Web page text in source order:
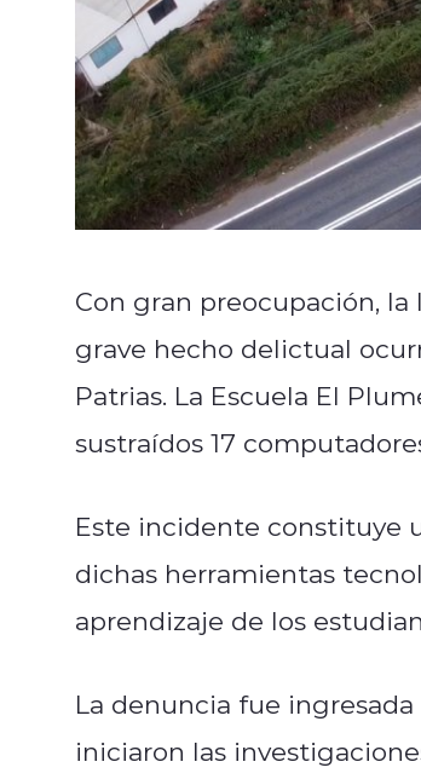
Con gran preocupación,
grave hecho delictual
Patrias. La Escuela El
sustraídos 17
Este incidente constituye
dichas herramientas
aprendizaje de los
La denuncia fue
iniciaron las